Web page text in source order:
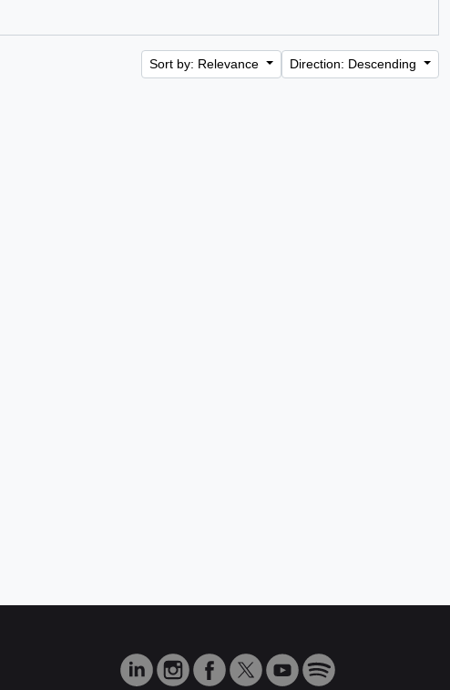
Sort by: Relevance Direction: Descending